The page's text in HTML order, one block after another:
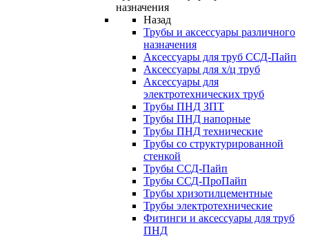
назначения
Назад
Трубы и аксессуары различного
назначения
Аксессуары для труб ССД-Пайп
Аксессуары для х/ц труб
Аксессуары для
электротехнических труб
Трубы ПНД ЗПТ
Трубы ПНД напорные
Трубы ПНД технические
Трубы со структурированной
стенкой
Трубы ССД-Пайп
Трубы ССД-ПроПайп
Трубы хризотилцементные
Трубы электротехнические
Фитинги и аксессуары для труб
ПНД